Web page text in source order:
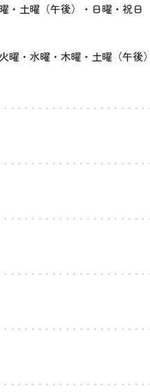
土曜（午後）・日曜・祝日
・水曜・木曜・土曜（午後